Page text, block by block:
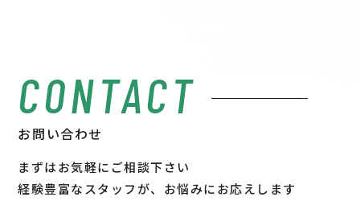
CONTACT
お問い合わせ
まずはお気軽にご相談下さい
経験豊富なスタッフが、お悩みにお応えします